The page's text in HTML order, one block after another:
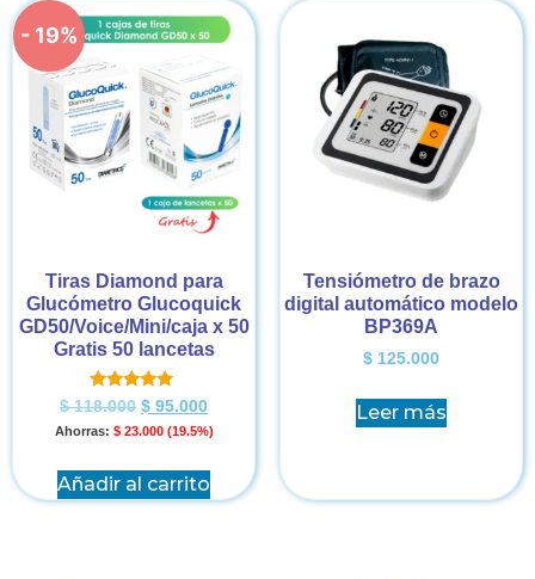
- 19%
Tiras Diamond para
Glucómetro Glucoquick
GD50/Voice/Mini/caja x 50
Gratis 50 lancetas
Valorado en
5.00
de 5
$118.000 $ 95.000
Ahorras: $23.000 (19.5%)
Añadir al carrito
Tensiómetro de brazo
digital automático modelo
BP369A
$ 125.000
Leer más